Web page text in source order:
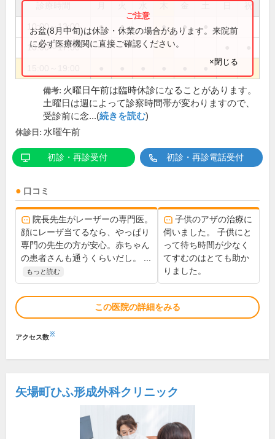
祝
10:00～13:00 ● ● ● ●
10:00～17:00
お盆(8月中旬)は休診・休業の場合があります。来院前
に必ず医療機関に直接ご確認ください。
×閉じる
備考: 火曜日午前は臨時休診になることがあります。
土曜日は週によって診察時間帯が変わりますので、
受診前に念...(続きを読む)
休診日: 水曜午前
初診・再診受付 初診・再診電話受付
口コミ
院長先生がレーザーの専門医。
顔にレーザ当てるなら、やっぱり
専門の先生の方が安心。赤ちゃん
の患者さんも通うくらいだし。 ...
もっと読む
子供のアザの治療に
伺いました。 子供にと
って待ち時間が少なく
てすむのはとても助か
りました。
この医院の詳細をみる
アクセス数※
矢場町ひふ形成外科クリニック